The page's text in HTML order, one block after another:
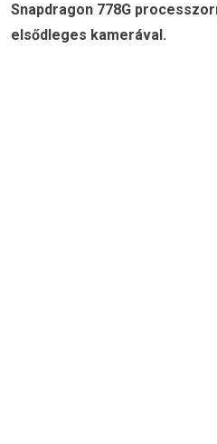
Snapdragon 778G
elsődleges kamerával.